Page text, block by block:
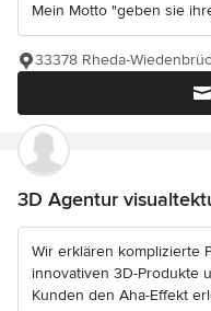
Mein Motto "geben sie
33378 Rheda-
3D Agentur
Wir erklären komplizierte
innovativen 3D-Produkte
Kunden den Aha-Effekt